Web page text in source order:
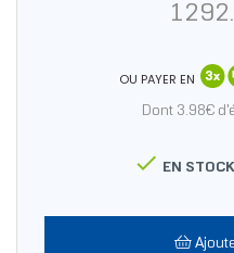
OU PAYER EN
Dont 3.98€
 EN